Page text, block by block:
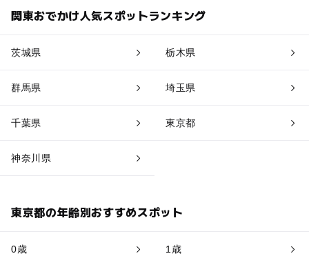
関東おでかけ人気スポットランキング
茨城県 栃木県
群馬県 埼玉県
千葉県 東京都
神奈川県
東京都の年齢別おすすめスポット
0歳 1歳